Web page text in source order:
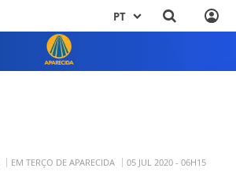
PT
EM TERÇO DE APARECIDA 05 JUL 2020 - 06H15